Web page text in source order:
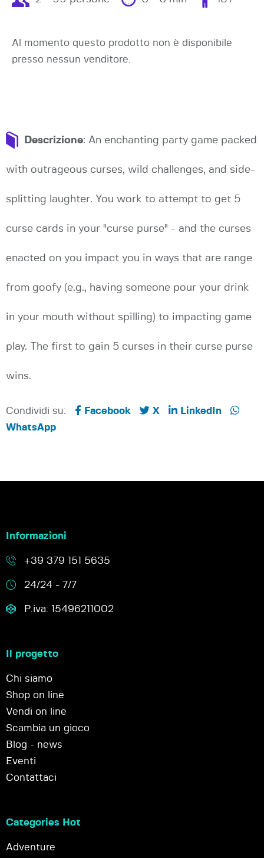
Al momento questo prodotto non è disponibile
presso nessun venditore.
Descrizione: An enchanting party game packed
with outrageous curses, wild challenges, and side-
splitting laughter. You work to attempt to get 5
curse cards in your "curse purse" - and the curses
enacted on you impact you in ways that are range
from goofy (e.g., having someone pour your drink
in your mouth without spilling) to impacting game
play. The first to gain 5 curses in their curse purse
wins.
Condividi su: Facebook X
LinkedIn
WhatsApp
Informazioni
+39 379 151 5635
24/24 - 7/7
P.iva: 15496211002
Il progetto
Chi siamo
Shop on line
Vendi on line
Scambia un gioco
Blog - news
Eventi
Contattaci
Categories Hot
Adventure